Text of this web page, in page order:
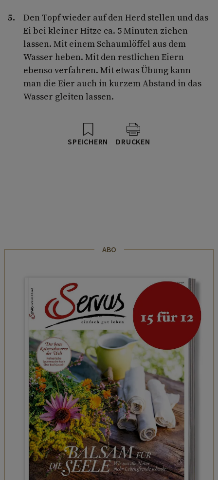
Den Topf wieder auf den Herd stellen und das
Ei bei kleiner Hitze ca. 5 Minuten ziehen
lassen. Mit einem Schaumlöffel aus dem
Wasser heben. Mit den restlichen Eiern
ebenso verfahren. Mit etwas Übung kann
man die Eier auch in kurzem Abstand in das
Wasser gleiten lassen.
SPEICHERN DRUCKEN
ABO